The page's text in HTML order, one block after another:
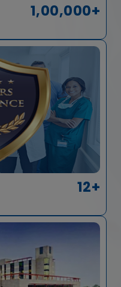
1,00,000+
12+